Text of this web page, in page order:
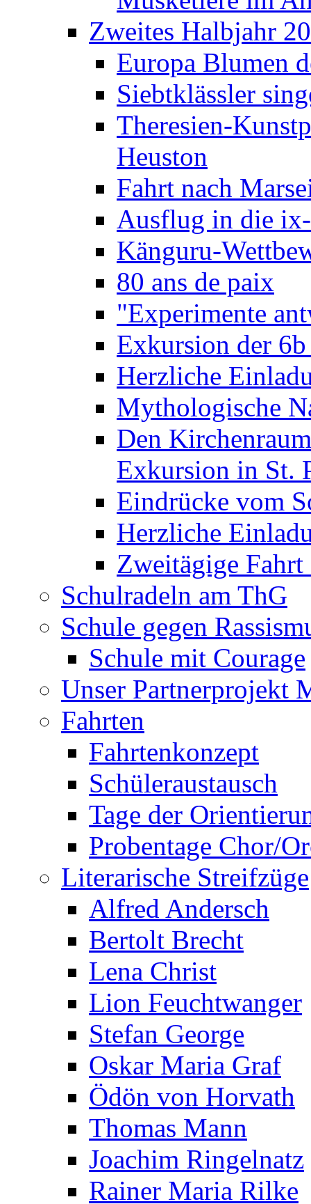
Zweites Halbjahr
Europa Blumen
Siebtklässler
Theresien-
Heuston
Fahrt nach
Ausflug in die
Känguru-
80 ans de paix
"Experimente
Exkursion der
Herzliche
Mythologische
Den
Exkursion in St.
Eindrücke vom
Herzliche
Zweitägige
Schulradeln am ThG
Schule gegen
Schule mit Courage
Unser Partnerprojekt
Fahrten
Fahrtenkonzept
Schüleraustausch
Tage der
Probentage Chor/
Literarische Streifzüge
Alfred Andersch
Bertolt Brecht
Lena Christ
Lion Feuchtwanger
Stefan George
Oskar Maria Graf
Ödön von Horvath
Thomas Mann
Joachim Ringelnatz
Rainer Maria Rilke